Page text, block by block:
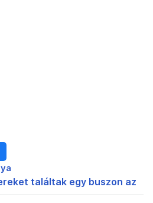
találtak egy buszon az